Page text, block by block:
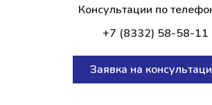
Консультации по
+7 (8332) 58-58-11
Заявка на